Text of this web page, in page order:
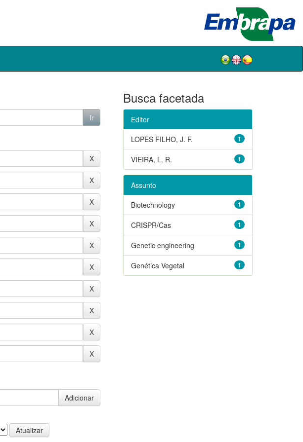
Busca facetada
Editor
1
LOPES FILHO, J. F.
1
VIEIRA, L. R.
Assunto
1
Biotechnology
1
CRISPR/Cas
1
Genetic engineering
1
Genética Vegetal